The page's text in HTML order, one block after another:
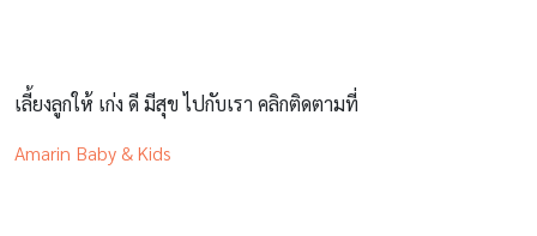
เลี้ยงลูกให้ เก่ง ดี มีสุข ไปกับเรา คลิกติดตามที่
Amarin Baby & Kids